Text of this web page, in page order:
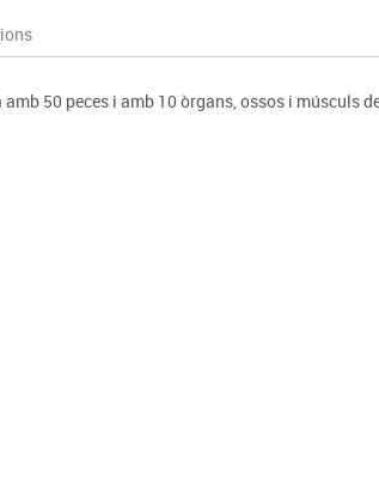
i polivalents
Entrenament
Esports raqueta
Gimnàstica rítmica
50 peces i amb 10 òrgans, ossos i músculs